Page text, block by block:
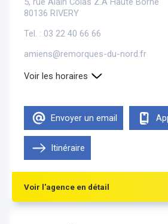
80136 RIVERY
Tel. : 03 22 40 66 66
amiens@remorques-du-nord.fr
Voir les horaires
Mardi
9h00-12h00 , 13h30-18h00
Mercredi 9h00-12h00 , 13h30-
Jeudi 9h00-12h00 , 13h30-18h00
Vendredi
9h00-12h00 , 13h30-18h00
Samedi Fermé
Envoyer un email
Itinéraire
Voir l'agence en détail